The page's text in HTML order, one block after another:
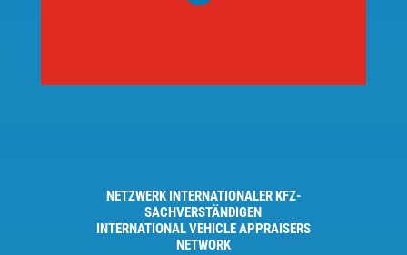
NETZWERK INTERNATIONALER KFZ-
SACHVERSTÄNDIGEN
INTERNATIONAL VEHICLE APPRAISERS
NETWORK